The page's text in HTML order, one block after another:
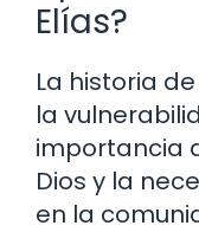
Elías?
La historia
la
importancia
Dios y la
en la